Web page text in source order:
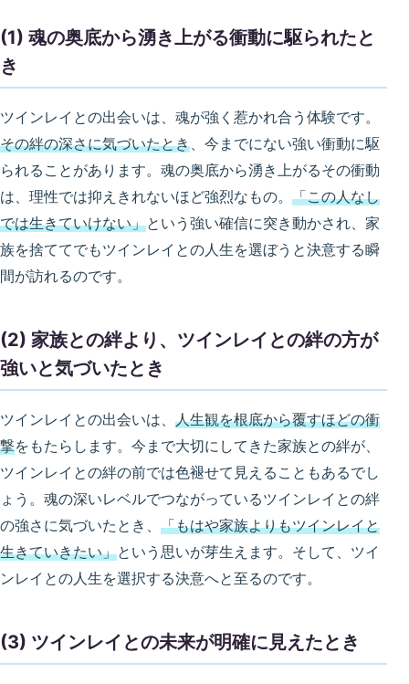
(1) 魂の奥底から湧き上がる衝動に駆られたと
き
ツインレイとの出会いは、魂が強く惹かれ合う体験です。
その絆の深さに気づいたとき、今までにない強い衝動に駆
られることがあります。魂の奥底から湧き上がるその衝動
は、理性では抑えきれないほど強烈なもの。 「この人なし
では生きていけない」という強い確信に突き動かされ、家
族を捨ててでもツインレイとの人生を選ぼうと決意する瞬
間が訪れるのです。
(2) 家族との絆より、ツインレイとの絆の方が
強いと気づいたとき
ツインレイとの出会いは、 人生観を根底から覆すほどの衝
撃をもたらします。今まで大切にしてきた家族との絆が、
ツインレイとの絆の前では色褪せて見えることもあるでし
ょう。魂の深いレベルでつながっているツインレイとの絆
の強さに気づいたとき、 「もはや家族よりもツインレイと
生きていきたい」という思いが芽生えます。そして、ツイ
ンレイとの人生を選択する決意へと至るのです。
(3) ツインレイとの未来が明確に見えたとき